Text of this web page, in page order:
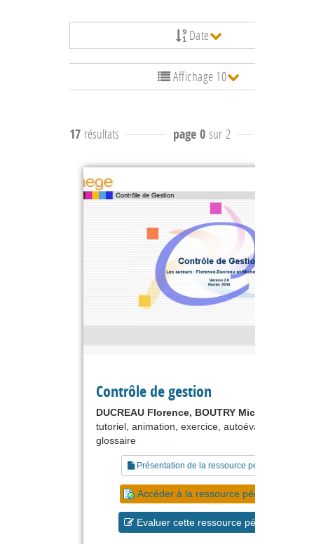
Date
Affichage 10
17 résultats page 0 sur 2
Contrôle de gestion
DUCREAU Florence, BOUTRY Michel
tutoriel, animation, exercice, autoévaluation,
glossaire
Présentation de la ressource pédagogique
Accéder à la ressource pédagogique
Evaluer cette ressource pédagogique